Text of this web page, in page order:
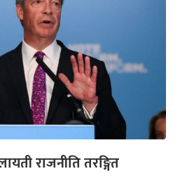
राजनीति तरङ्गित